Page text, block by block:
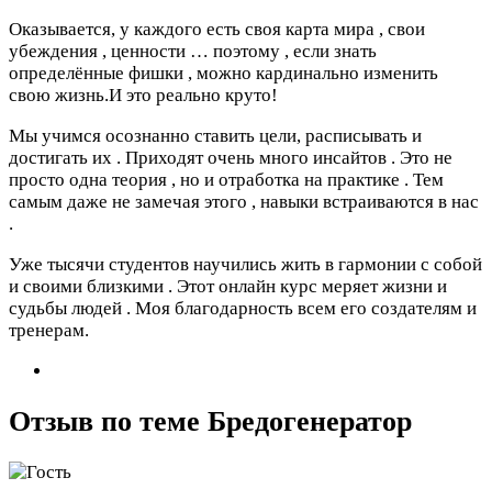
Оказывается, у каждого есть своя карта мира , свои
убеждения , ценности … поэтому , если знать
определённые фишки , можно кардинально изменить
свою жизнь.И это реально круто!
Мы учимся осознанно ставить цели, расписывать и
достигать их . Приходят очень много инсайтов . Это не
просто одна теория , но и отработка на практике . Тем
самым даже не замечая этого , навыки встраиваются в нас
.
Уже тысячи студентов научились жить в гармонии с собой
и своими близкими . Этот онлайн курс меряет жизни и
судьбы людей . Моя благодарность всем его создателям и
тренерам.
Отзыв по теме Бредогенератор